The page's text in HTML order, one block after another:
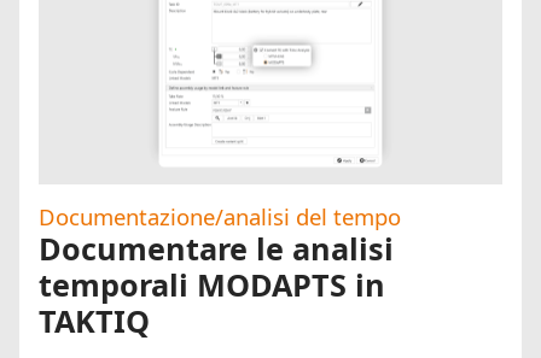
Documentazione/analisi del tempo
Documentare le analisi
temporali MODAPTS in
TAKTIQ